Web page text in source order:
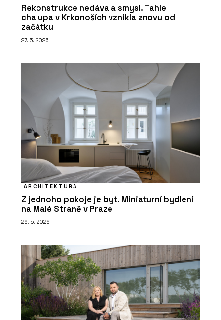
Rekonstrukce nedávala smysl. Tahle
chalupa v Krkonoších vznikla znovu od
začátku
27. 5. 2026
ARCHITEKTURA
Z jednoho pokoje je byt. Miniaturní bydlení
na Malé Straně v Praze
29. 5. 2026